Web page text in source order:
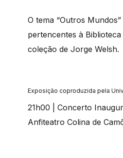
O tema “Outros
pertencentes à
coleção de Jorge Welsh.
Exposição coproduzida pela
21h00 | Concerto
Anfiteatro Colina de